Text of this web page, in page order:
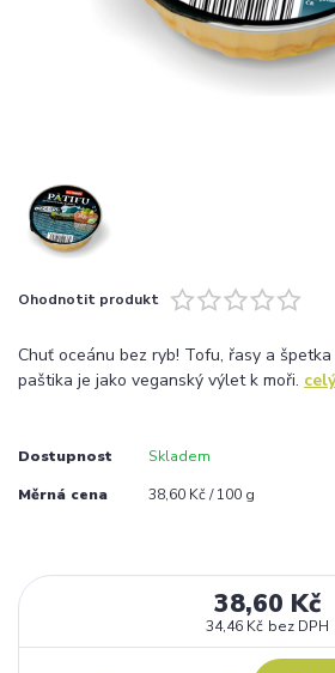
Ohodnotit produkt
Chuť oceánu bez ryb! Tofu, řasy a
paštika je jako veganský výlet k moři.
Dostupnost Skladem
Měrná cena 38,60 Kč / 100 g
38,60 Kč
34,46 Kč bez DPH